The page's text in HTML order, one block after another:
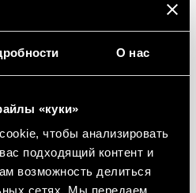
О нас
«куки»
чтобы анализировать
подходящий контент и
возможность делиться
сетях. Мы передаем
клиентов, деловых
информацией